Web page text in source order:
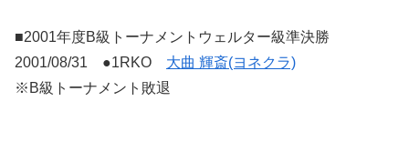
■2001年度B級トーナメントウェルター級準決勝
2001/08/31 ●1RKO 大曲 輝斎(ヨネクラ)
※B級トーナメント敗退